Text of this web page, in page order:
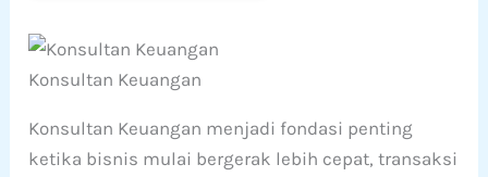
Konsultan Keuangan
Konsultan Keuangan menjadi fondasi penting
ketika bisnis mulai bergerak lebih cepat, transaksi